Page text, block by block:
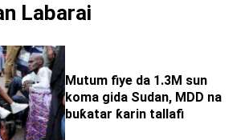
Labarai
Mutum fiye da 1.3M sun
koma gida Sudan, MDD na
buƙatar ƙarin tallafi